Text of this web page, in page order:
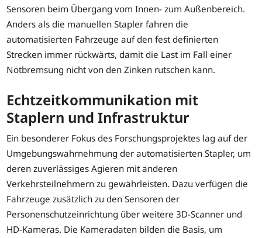
Sensoren beim Übergang vom Innen- zum Außenbereich.
Anders als die manuellen Stapler fahren die
automatisierten Fahrzeuge auf den fest definierten
Strecken immer rückwärts, damit die Last im Fall einer
Notbremsung nicht von den Zinken rutschen kann.
Echtzeitkommunikation mit
Staplern und Infrastruktur
Ein besonderer Fokus des Forschungsprojektes lag auf der
Umgebungswahrnehmung der automatisierten Stapler, um
deren zuverlässiges Agieren mit anderen
Verkehrsteilnehmern zu gewährleisten. Dazu verfügen die
Fahrzeuge zusätzlich zu den Sensoren der
Personenschutzeinrichtung über weitere 3D-Scanner und
HD-Kameras. Die Kameradaten bilden die Basis, um